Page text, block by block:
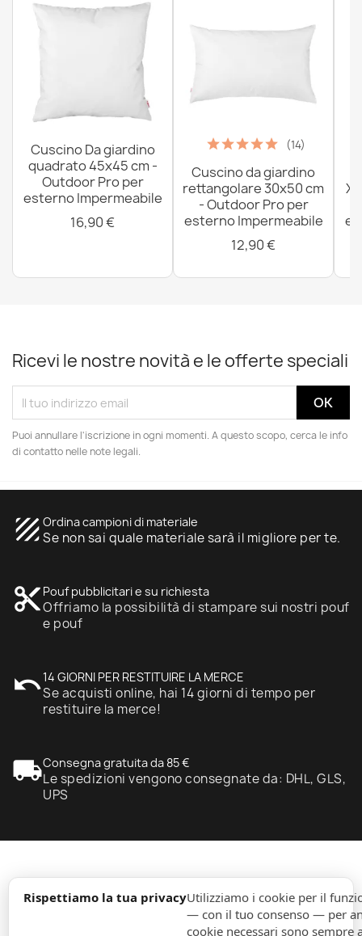
Rispettiamo la tua privacyUtilizziamo i cookie per il
— con il tuo consenso — per
cookie necessari sono
Cuscino Da giardino
quadrato 45x45 cm -
Outdoor Pro per
esterno Impermeabile
16,90 €
(14)
Cuscino da giardino
rettangolare 30x50 cm
- Outdoor Pro per
esterno Impermeabile
12,90 €
Ricevi le nostre novità e le offerte speciali
Puoi annullare l'iscrizione in ogni momenti. A questo scopo, cerca le info
di contatto nelle note legali.
texture Ordina campioni di materiale
Se non sai quale materiale sarà il migliore per te.
content_cut Pouf pubblicitari e su richiesta
Offriamo la possibilità di stampare sui nostri pouf
e pouf
undo14 GIORNI PER RESTITUIRE LA MERCE
Se acquisti online, hai 14 giorni di tempo per
restituire la merce!
local_shippingConsegna gratuita da 85 €
Le spedizioni vengono consegnate da: DHL, GLS,
UPS
expand_more